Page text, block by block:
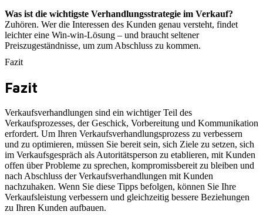
Was ist die wichtigste Verhandlungsstrategie im Verkauf?
Zuhören. Wer die Interessen des Kunden genau versteht, findet
leichter eine Win-win-Lösung – und braucht seltener
Preiszugeständnisse, um zum Abschluss zu kommen.
Fazit
Fazit
Verkaufsverhandlungen sind ein wichtiger Teil des
Verkaufsprozesses, der Geschick, Vorbereitung und Kommunikation
erfordert. Um Ihren Verkaufsverhandlungsprozess zu verbessern
und zu optimieren, müssen Sie bereit sein, sich Ziele zu setzen, sich
im Verkaufsgespräch als Autoritätsperson zu etablieren, mit Kunden
offen über Probleme zu sprechen, kompromissbereit zu bleiben und
nach Abschluss der Verkaufsverhandlungen mit Kunden
nachzuhaken. Wenn Sie diese Tipps befolgen, können Sie Ihre
Verkaufsleistung verbessern und gleichzeitig bessere Beziehungen
zu Ihren Kunden aufbauen.